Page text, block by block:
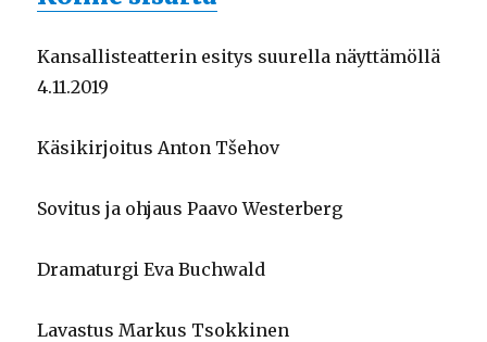
Kansallisteatterin esitys suurella näyttämöllä
4.11.2019
Käsikirjoitus Anton Tšehov
Sovitus ja ohjaus Paavo Westerberg
Dramaturgi Eva Buchwald
Lavastus Markus Tsokkinen